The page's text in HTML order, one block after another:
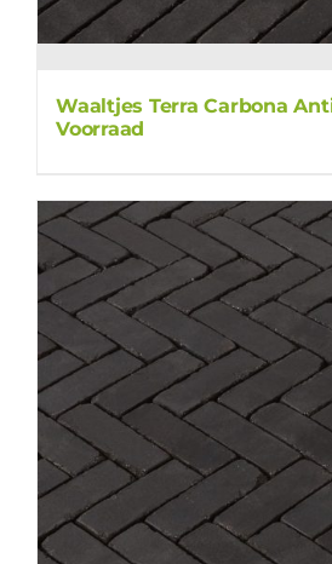
Waaltjes Terra Carbona
Voorraad